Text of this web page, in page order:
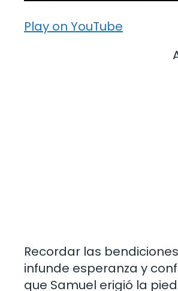
Play on YouTube
Recordar las
infunde esperanza y
que Samuel erigió la